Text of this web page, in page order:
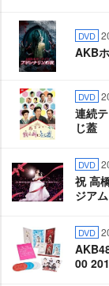
DVD
AKB
DVD
連続
じ蓋
DVD
祝 高
ジアム
DVD
00